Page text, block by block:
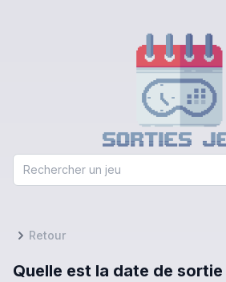
Retour
Quelle est la date de sortie